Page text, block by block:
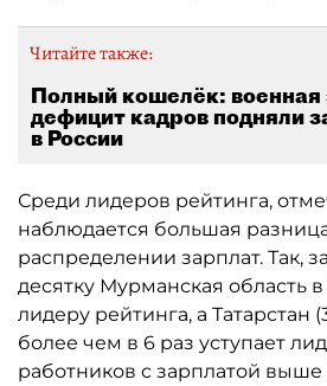
Читайте также:
Полный кошелёк: военная
дефицит кадров подняли
в России
Среди лидеров рейтинга,
наблюдается большая
распределении зарплат. Так,
десятку Мурманская область в
лидеру рейтинга, а Татарстан
более чем в 6 раз уступает
работников с зарплатой выше